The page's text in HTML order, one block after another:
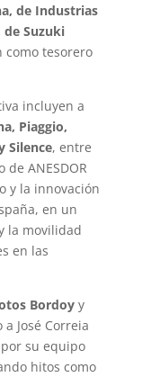
de Industrias
de Suzuki
como tesorero
incluyen a
Piaggio,
Silence, entre
ANESDOR
y la innovación
en un
la movilidad
en las
Bordoyy
José Correia
su equipo
hitos como